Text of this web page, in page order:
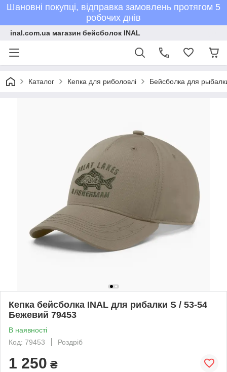
Шановні покупці, відправка замовлень протягом 5
робочих днів
inal.com.ua магазин бейсболок INAL
Каталог Кепка для риболовлі Бейсболка для
Кепка бейсболка INAL для рибалки S / 53-54
Бежевий 79453
В наявності
Код: 79453
Роздріб
1 250 ₴